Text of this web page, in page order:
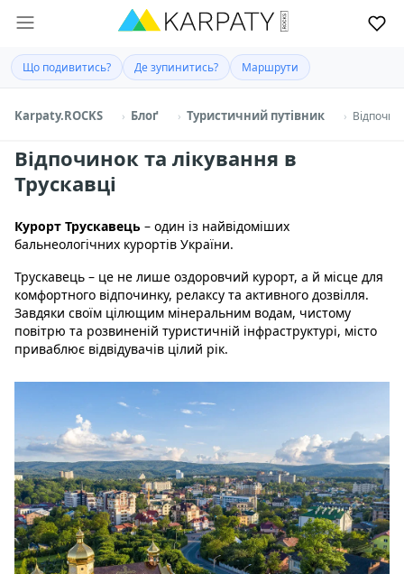
Що подивитись? Де зупинитись? Маршрути
Karpaty.ROCKS Блоґ Туристичний путівник
Відпочинок та лікування в
Трускавці
Курорт Трускавець – один із найвідоміших
бальнеологічних курортів України.
Трускавець – це не лише оздоровчий курорт, а й місце для
комфортного відпочинку, релаксу та активного дозвілля.
Завдяки своїм цілющим мінеральним водам, чистому
повітрю та розвиненій туристичній інфраструктурі, місто
приваблює відвідувачів цілий рік.